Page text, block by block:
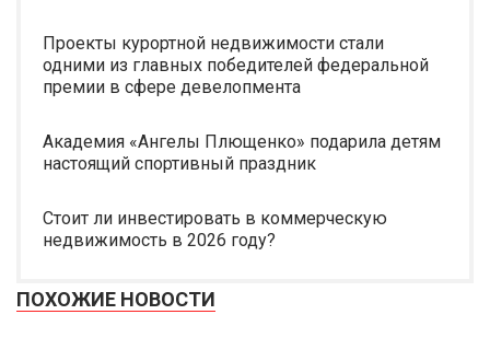
Проекты курортной недвижимости стали
одними из главных победителей федеральной
премии в сфере девелопмента
Академия «Ангелы Плющенко» подарила детям
настоящий спортивный праздник
Стоит ли инвестировать в коммерческую
недвижимость в 2026 году?
ПОХОЖИЕ НОВОСТИ